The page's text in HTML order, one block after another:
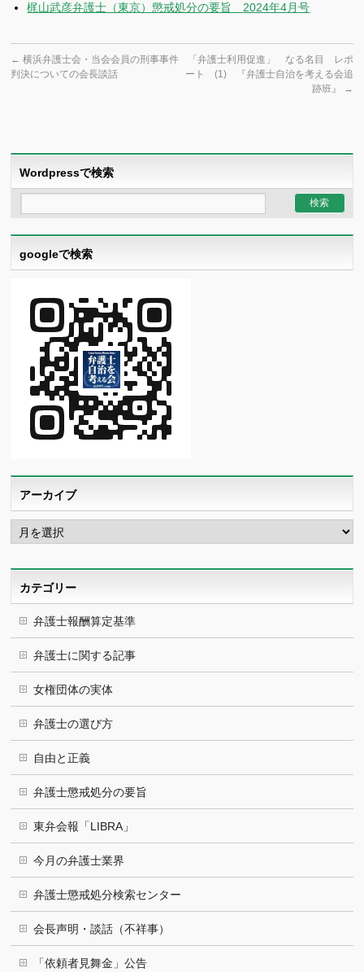
梶山武彦弁護士（東京）懲戒処分の要旨 2024年4月号
← 横浜弁護士会・当会会員の刑事事件
判決についての会長談話
「弁護士利用促進」 なる名目 レポ
ート (1) 『弁護士自治を考える会追
跡班』
→
Wordpressで検索
googleで検索
アーカイブ
ア
ー
カ
カテゴリー
弁護士報酬算定基準
弁護士に関する記事
女権団体の実体
弁護士の選び方
自由と正義
弁護士懲戒処分の要旨
東弁会報「LIBRA」
今月の弁護士業界
弁護士懲戒処分検索センター
会長声明・談話（不祥事）
「依頼者見舞金」公告